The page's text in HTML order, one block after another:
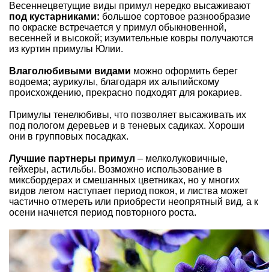
Весеннецветущие виды примул нередко высаживают
под кустарниками: большое сортовое разнообразие
по окраске встречается у примул обыкновенной,
весенней и высокой; изумительные ковры получаются
из куртин примулы Юлии.
Влаголюбивыми видами можно оформить берег
водоема; аурикулы, благодаря их альпийскому
происхождению, прекрасно подходят для рокариев.
Примулы тенелюбивы, что позволяет высаживать их
под пологом деревьев и в теневых садиках. Хороши
они в групповых посадках.
Лучшие партнеры примул – мелколуковичные,
гейхеры, астильбы. Возможно использование в
миксбордерах и смешанных цветниках, но у многих
видов летом наступает период покоя, и листва может
частично отмереть или приобрести неопрятный вид, а к
осени начнется период повторного роста.